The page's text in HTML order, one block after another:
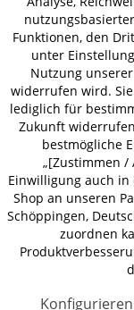
Funktionen, den
unter
Nutzung
widerrufen wird.
lediglich für
Zukunft
bestmögliche
„[Zustimmen /
Einwilligung auch
Shop an unseren
Schöppingen,
zuordnen
Konfigurieren